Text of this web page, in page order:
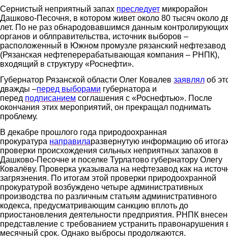
Сернистый неприятный запах преследует микрорайон
Дашково-Песочня, в котором живет около 80 тысяч около
лет. По не раз обнародовавшимся данным контролирующих
органов и облправительства, источник выборов –
расположенный в Южном промузле рязанский нефтезавод
(Рязанская нефтеперерабатывающая компания – РНПК),
входящий в структуру «Роснефти».
Губернатор Рязанской области Олег Ковалев заявлял об
дважды –перед выборами губернатора и
перед подписанием соглашения с «Роснефтью». После
окончания этих мероприятий, он прекращал поднимать
проблему.
В декабре прошлого года природоохранная
прокуратура направиларазвернутую информацию об
проверки происхождения сильных неприятных запахов в
Дашково-Песочне и поселке Турлатово губернатору Олегу
Ковалёву. Проверка указывала на нефтезавод как на
загрязнения. По итогам этой проверки природоохранной
прокуратурой возбуждено четыре административных
производства по различным статьям административного
кодекса, предусматривающим санкцию вплоть до
приостановления деятельности предприятия. РНПК
представление с требованием устранить правонарушения
месячный срок. Однако выбросы продолжаются.